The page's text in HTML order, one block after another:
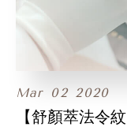
Mar 02 2020
【舒顏萃法令